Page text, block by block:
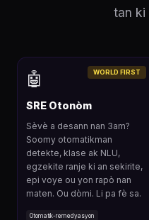
tan ki
WORLD FIRST
🤖
SRE Otonòm
Sèvè a desann nan 3am?
Soomy otomatikman
detekte, klase ak NLU,
egzekite ranje ki an sekirite,
epi voye ou yon rapò nan
maten. Ou dòmi. Li pa fè sa.
Otomatik-remedyasyon